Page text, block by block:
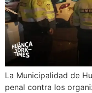
La Municipalidad de
penal contra los